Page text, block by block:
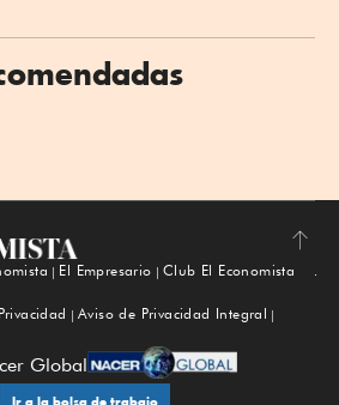
Subir
El Empresario
Club El Economista
Aviso de Privacidad Integral
Global